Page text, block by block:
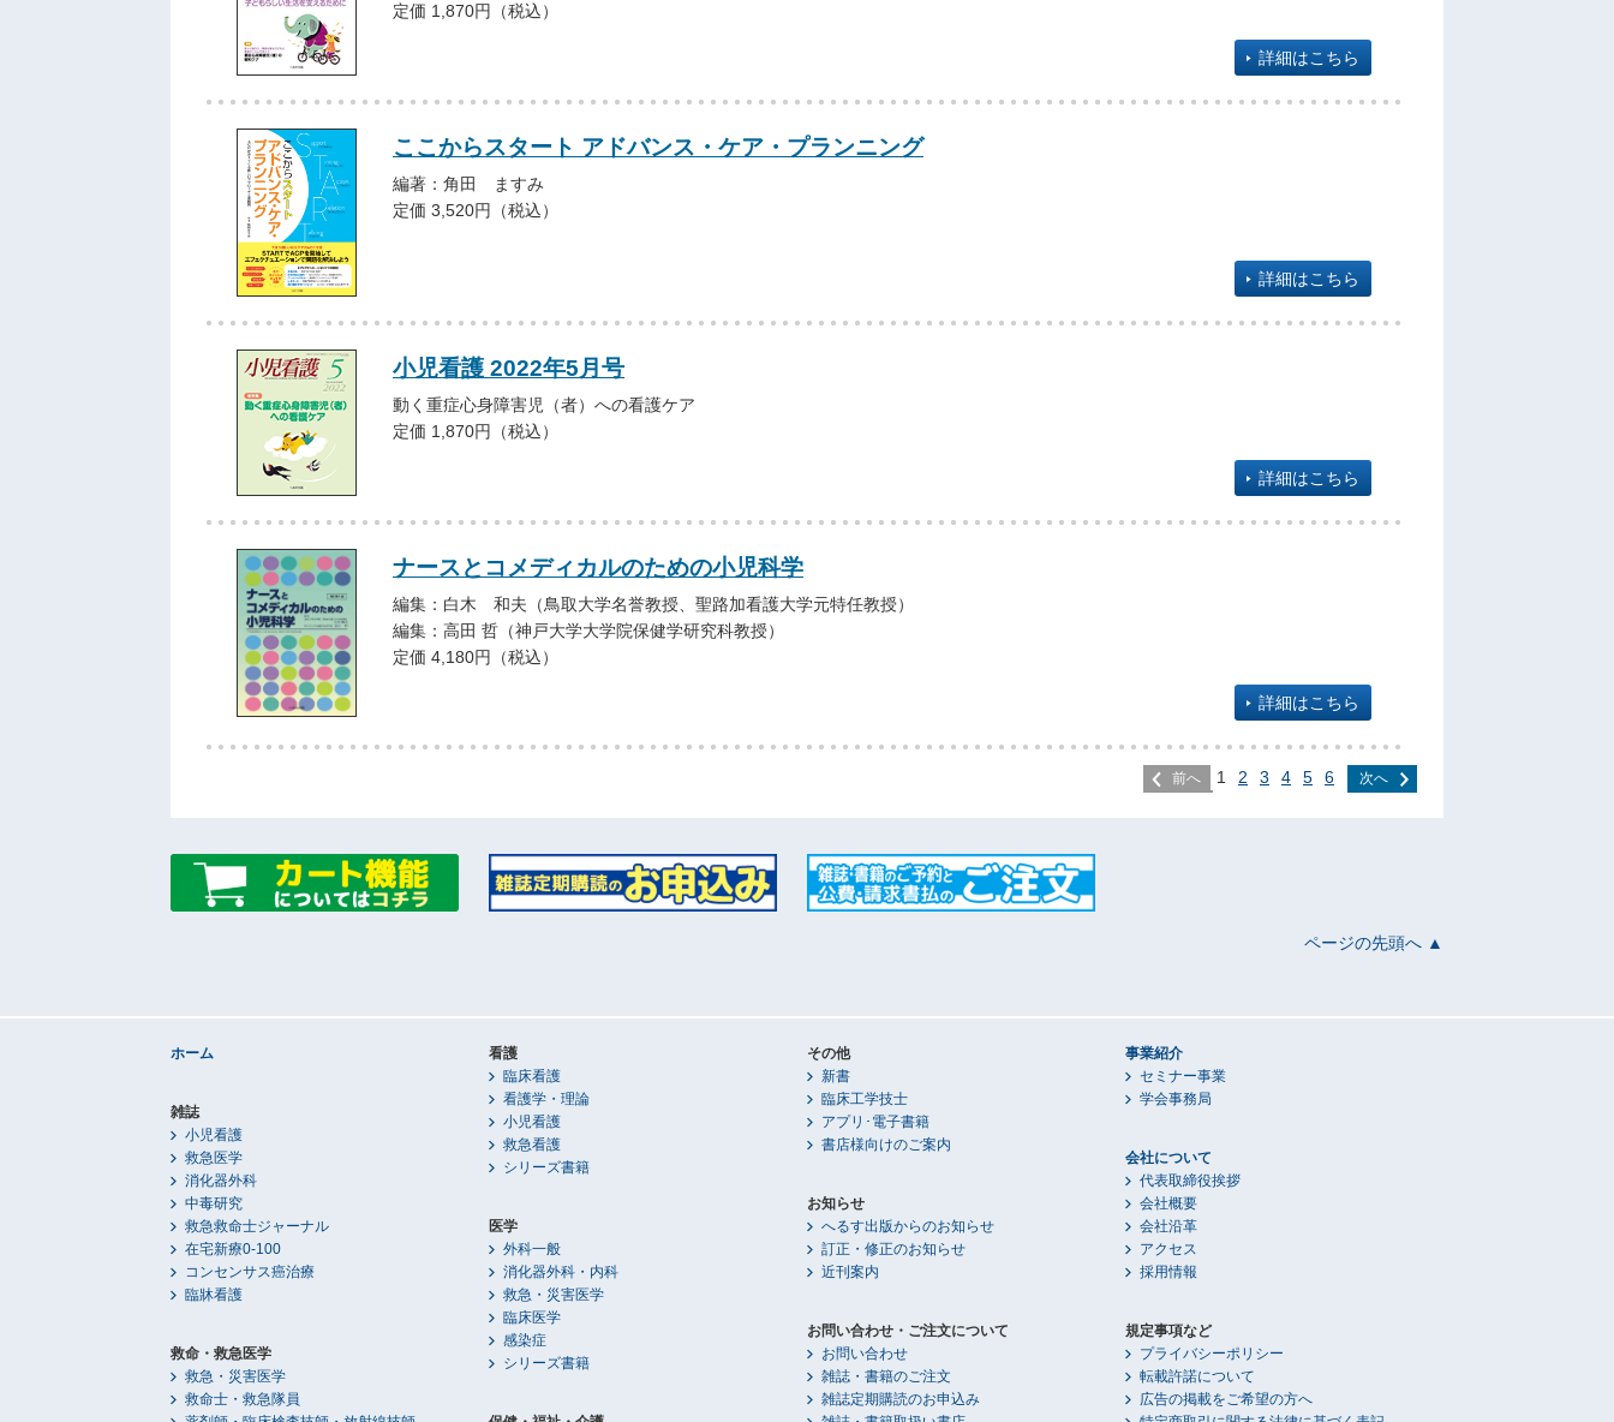
定価 1,870円（税込）
詳細はこちら
ここからスタート アドバンス・ケア・プランニング
編著：角田 ますみ
定価 3,520円（税込）
詳細はこちら
小児看護 2022年5月号
動く重症心身障害児（者）への看護ケア
定価 1,870円（税込）
詳細はこちら
ナースとコメディカルのための小児科学
編集：白木 和夫（鳥取大学名誉教授、聖路加看護大学元特任教授）
編集：高田 哲（神戸大学大学院保健学研究科教授）
定価 4,180円（税込）
詳細はこちら
前へ 1 2 3 4 5 6 次へ
ページの先頭へ ▲
ホーム
雑誌
小児看護
救急医学
消化器外科
中毒研究
救急救命士ジャーナル
在宅新療0-100
コンセンサス癌治療
臨牀看護
救命・救急医学
救急・災害医学
救命士・救急隊員
看護
臨床看護
看護学・理論
小児看護
救急看護
シリーズ書籍
医学
外科一般
消化器外科・内科
救急・災害医学
臨床医学
感染症
シリーズ書籍
その他
新書
臨床工学技士
アプリ･電子書籍
書店様向けのご案内
お知らせ
へるす出版からのお知らせ
訂正・修正のお知らせ
近刊案内
お問い合わせ・ご注文について
お問い合わせ
雑誌・書籍のご注文
雑誌定期購読のお申込み
事業紹介
セミナー事業
学会事務局
会社について
代表取締役挨拶
会社概要
会社沿革
アクセス
採用情報
規定事項など
プライバシーポリシー
転載許諾について
広告の掲載をご希望の方へ